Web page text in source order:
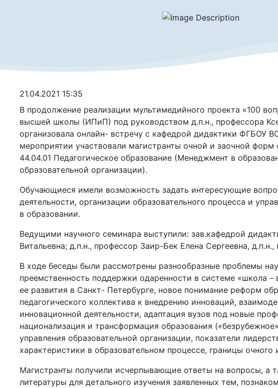
21.04.2021 15:35
В продолжение реализации мультимедийного проекта «100
высшей школы (ИПиП) под руководством д.п.н., профессора
организовала онлайн- встречу с кафедрой дидактики ФГБОУ
мероприятии участвовали магистранты очной и заочной форм
44.04.01 Педагогическое образование (Менеджмент в
образовательной организации).
Обучающиеся имели возможность задать интересующие
деятельности, организации образовательного процесса и
в образовании.
Ведущими научного семинара выступили: зав.кафедрой
Витальевна; д.п.н., профессор Заир-Бек Елена Сергеевна,
В ходе беседы были рассмотрены разнообразные проблемы
преемственность поддержки одаренности в системе «школа
ее развития в Санкт- Петербурге, новое понимание реформ
педагогического коллектива к внедрению инноваций,
инновационной деятельности, адаптация вузов под новые
национализация и трансформация образования
управления образовательной организации, показатели
характеристики в образовательном процессе, границы очного
Магистранты получили исчерпывающие ответы на вопросы, а
литературы для детального изучения заявленных тем,